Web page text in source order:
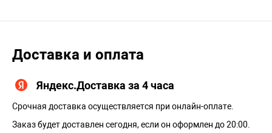
Доставка и оплата
Яндекс.Доставка за 4 часа
Срочная доставка осуществляется при онлайн-оплате.
Заказ будет доставлен сегодня, если он оформлен до 20:00.